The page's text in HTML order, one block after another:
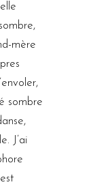
mère
sombre
J’ai